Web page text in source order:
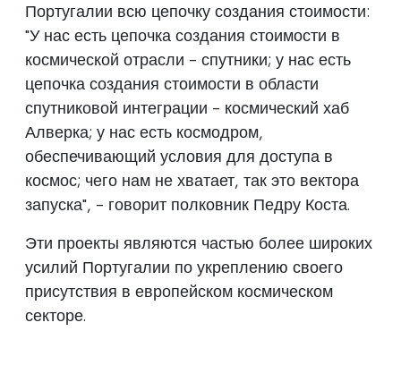
Португалии всю цепочку создания стоимости:
"У нас есть цепочка создания стоимости в
космической отрасли - спутники; у нас есть
цепочка создания стоимости в области
спутниковой интеграции - космический хаб
Алверка; у нас есть космодром,
обеспечивающий условия для доступа в
космос; чего нам не хватает, так это вектора
запуска", - говорит полковник Педру Коста.
Эти проекты являются частью более широких
усилий Португалии по укреплению своего
присутствия в европейском космическом
секторе.